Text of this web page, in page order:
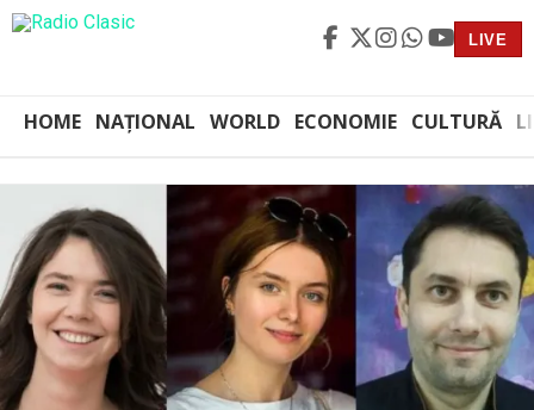
LIVE
HOME NAȚIONAL WORLD ECONOMIE CULTURĂ